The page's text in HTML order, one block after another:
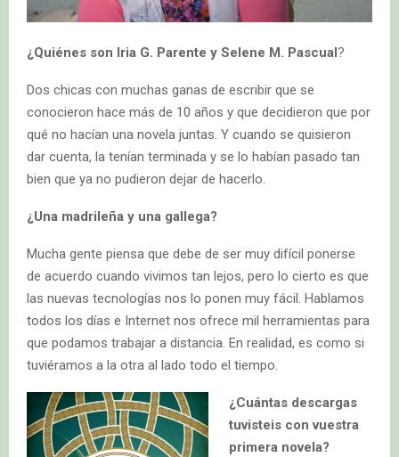
¿Quiénes son Iria G. Parente y Selene M. Pascual?
Dos chicas con muchas ganas de escribir que se
conocieron hace más de 10 años y que decidieron que por
qué no hacían una novela juntas. Y cuando se quisieron
dar cuenta, la tenían terminada y se lo habían pasado tan
bien que ya no pudieron dejar de hacerlo.
¿Una madrileña y una gallega?
Mucha gente piensa que debe de ser muy difícil ponerse
de acuerdo cuando vivimos tan lejos, pero lo cierto es que
las nuevas tecnologías nos lo ponen muy fácil. Hablamos
todos los días e Internet nos ofrece mil herramientas para
que podamos trabajar a distancia. En realidad, es como si
tuviéramos a la otra al lado todo el tiempo.
¿Cuántas descargas
tuvisteis con vuestra
primera novela?